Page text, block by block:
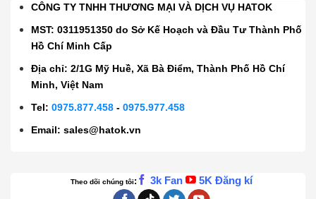
CÔNG TY TNHH THƯƠNG MẠI VÀ DỊCH VỤ HATOK
MST: 0311951350 do Sở Kế Hoạch và Đầu Tư Thành Phố
Hồ Chí Minh Cấp
Địa chỉ: 2/1G Mỹ Huề, Xã Bà Điểm, Thành Phố Hồ Chí
Minh, Việt Nam
Tel:0975.877.458 -0975.977.458
Email:sales@hatok.vn
Theo dõi chúng tôi: 3k Fan 5K Đăng kí